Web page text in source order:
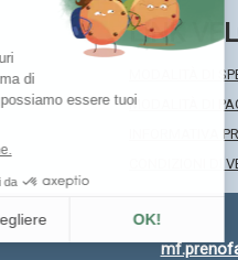
LINK
MODALITÀ DI
MODALITÀ DI
INFORMATIVA
CONDIZIONI DI